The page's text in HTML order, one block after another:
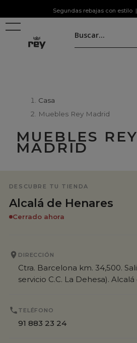
Segundas rebajas con estilo |
Casa
Muebles Rey Madrid
MUEBLES REY
MADRID
DESCUBRE TU TIENDA
Alcalá de Henares
Cerrado ahora
DIRECCIÓN
Ctra. Barcelona km. 34,500.
servicio C.C. La Dehesa).
TELÉFONO
91 883 23 24